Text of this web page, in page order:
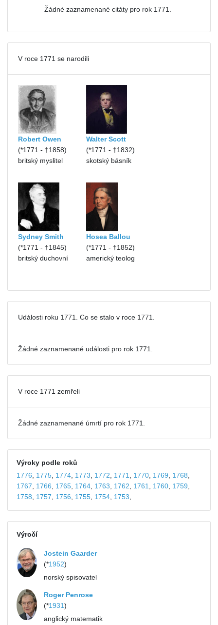
Žádné zaznamenané citáty pro rok 1771.
V roce 1771 se narodili
Robert Owen
(*1771 - †1858)
britský myslitel
Walter Scott
(*1771 - †1832)
skotský básník
Sydney Smith
(*1771 - †1845)
britský duchovní
Hosea Ballou
(*1771 - †1852)
americký teolog
Události roku 1771. Co se stalo v roce 1771.
Žádné zaznamenané události pro rok 1771.
V roce 1771 zemřeli
Žádné zaznamenané úmrtí pro rok 1771.
Výroky podle roků
1776
1775, 1774, 1773 1772 1771 1770, 1769 1768
1767
1766 1765, 1764, 1763 1762 1761 1760, 1759
1758
1757 1756 1755, 1754, 1753
Výročí
Jostein Gaarder
(*1952)
norský spisovatel
Roger Penrose
(*1931)
anglický matematik